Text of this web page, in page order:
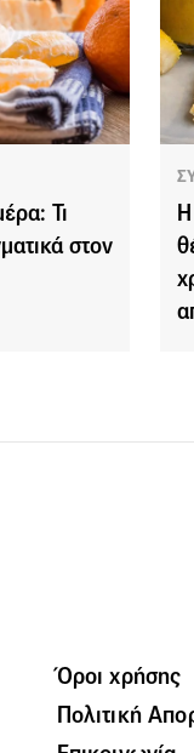
Τι
στον
Όροι χρήσης
Πολιτική